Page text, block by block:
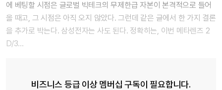
에 베팅할 시점은 글로벌 빅테크의 무제한급 자본이 본격적으로 들어
올 때고, 그 시점은 아직 오지 않았다. 그런데 같은 글에서 한 가지 결론
을 추가로 박는다. 삼성전자는 사도 된다. 정확히는, 이번 메타렌즈 2
D/3…
비즈니스 등급 이상 멤버십 구독이 필요합니다.